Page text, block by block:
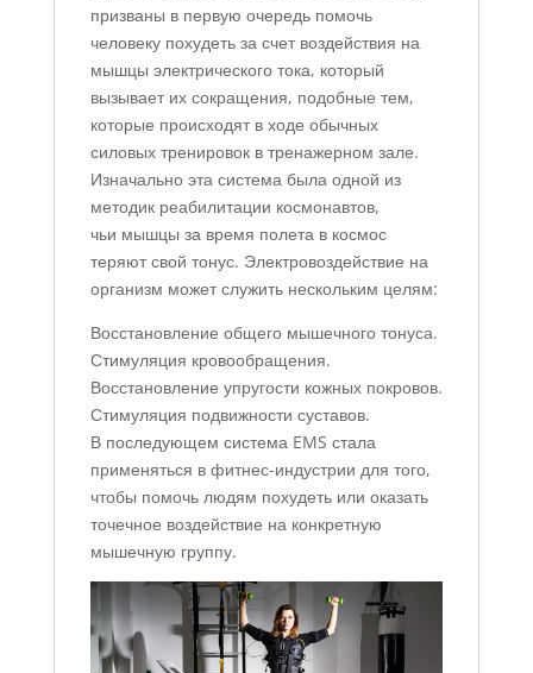
призваны в первую очередь помочь
человеку похудеть за счет воздействия на
мышцы электрического тока, который
вызывает их сокращения, подобные тем,
которые происходят в ходе обычных
силовых тренировок в тренажерном зале.
Изначально эта система была одной из
методик реабилитации космонавтов,
чьи мышцы за время полета в космос
теряют свой тонус. Электровоздействие на
организм может служить нескольким целям:
Восстановление общего мышечного тонуса.
Стимуляция кровообращения.
Восстановление упругости кожных покровов.
Стимуляция подвижности суставов.
В последующем система EMS стала
применяться в фитнес-индустрии для того,
чтобы помочь людям похудеть или оказать
точечное воздействие на конкретную
мышечную группу.